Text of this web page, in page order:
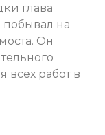
глава
на
Он
работ в